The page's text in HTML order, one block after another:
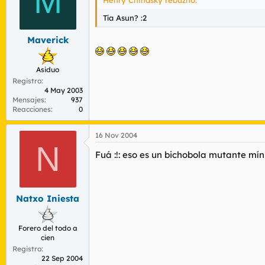
Maverick
Asiduo
Registro
4 May 2003
Mensajes
937
Reacciones
0
Tía Asun? :2
N
Natxo Iniesta
Forero del todo a
cien
Registro
22 Sep 2004
16 Nov 2004
Fuá :!: eso es un bichobola mutante